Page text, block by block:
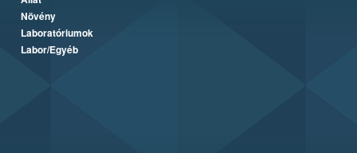
Növény
Laboratóriumok
Labor/Egyéb